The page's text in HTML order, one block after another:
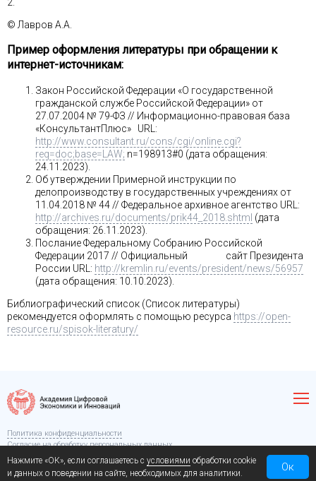
© Лавров А.А.
Пример оформления литературы при обращении к
интернет-источникам:
Закон Российской Федерации «О государственной
гражданской службе Российской Федерации» от
27.07.2004 № 79-ФЗ // Информационно-правовая база
«КонсультантПлюс» URL:
http://www.consultant.ru/cons/cgi/online.cgi?
req=doc;base=LAW; n=198913#0 (дата обращения:
24.11.2023).
Об утверждении Примерной инструкции по
делопроизводству в государственных учреждениях от
11.04.2018 № 44 // Федеральное архивное агентство URL:
http://archives.ru/documents/prik44_2018.shtml (дата
обращения: 26.11.2023).
Послание Федеральному Собранию Российской
Федерации 2017 // Официальный сайт Президента
России URL: http://kremlin.ru/events/president/news/56957
(дата обращения: 10.10.2023).
Библиографический список (Список литературы)
рекомендуется оформлять с помощью ресурса https://open-
resource.ru/spisok-literatury/
Политика конфиденциальности
Согласие на обработку персональных данных
© 2026. Академия Цифровой Экономики и Инноваций
Создание сайта:
Нажмите «ОК», если соглашаетесь с условиями обработки cookie
и данных о поведении на сайте, необходимых для аналитики.
Ок